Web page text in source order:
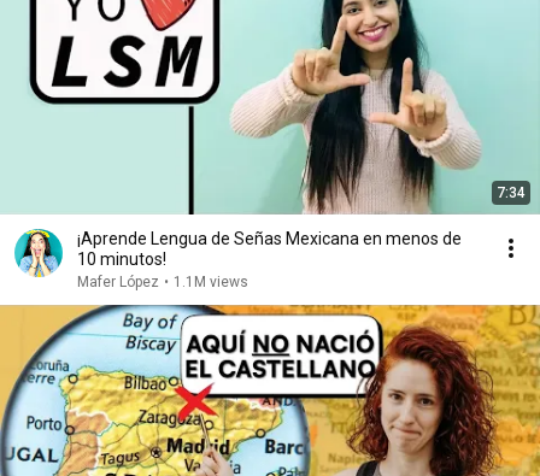
7:34
¡Aprende Lengua de Señas Mexicana en menos de
10 minutos!
Mafer López • 1.1M views